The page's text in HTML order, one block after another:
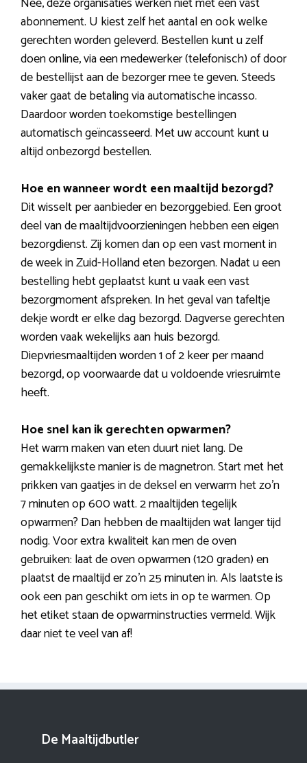
abonnement. U kiest zelf het aantal en ook welke
gerechten worden geleverd. Bestellen kunt u zelf
doen online, via een medewerker (telefonisch) of door
de bestellijst aan de bezorger mee te geven. Steeds
vaker gaat de betaling via automatische incasso.
Daardoor worden toekomstige bestellingen
automatisch geïncasseerd. Met uw account kunt u
altijd onbezorgd bestellen.
Hoe en wanneer wordt een maaltijd bezorgd?
Dit wisselt per aanbieder en bezorggebied. Een groot
deel van de maaltijdvoorzieningen hebben een eigen
bezorgdienst. Zij komen dan op een vast moment in
de week in Zuid-Holland eten bezorgen. Nadat u een
bestelling hebt geplaatst kunt u vaak een vast
bezorgmoment afspreken. In het geval van tafeltje
dekje wordt er elke dag bezorgd. Dagverse gerechten
worden vaak wekelijks aan huis bezorgd.
Diepvriesmaaltijden worden 1 of 2 keer per maand
bezorgd, op voorwaarde dat u voldoende vriesruimte
heeft.
Hoe snel kan ik gerechten opwarmen?
Het warm maken van eten duurt niet lang. De
gemakkelijkste manier is de magnetron. Start met het
prikken van gaatjes in de deksel en verwarm het zo’n
7 minuten op 600 watt. 2 maaltijden tegelijk
opwarmen? Dan hebben de maaltijden wat langer tijd
nodig. Voor extra kwaliteit kan men de oven
gebruiken: laat de oven opwarmen (120 graden) en
plaatst de maaltijd er zo’n 25 minuten in. Als laatste is
ook een pan geschikt om iets in op te warmen. Op
het etiket staan de opwarminstructies vermeld. Wijk
daar niet te veel van af!
De Maaltijdbutler